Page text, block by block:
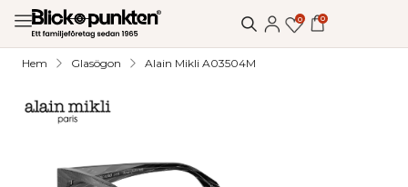
0 0
Hem Glasögon Alain Mikli A03504M